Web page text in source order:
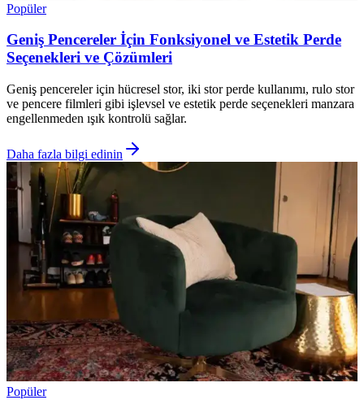
Popüler
Geniş Pencereler İçin Fonksiyonel ve Estetik Perde
Seçenekleri ve Çözümleri
Geniş pencereler için hücresel stor, iki stor perde kullanımı, rulo stor
ve pencere filmleri gibi işlevsel ve estetik perde seçenekleri manzara
engellenmeden ışık kontrolü sağlar.
Daha fazla bilgi edinin
Popüler